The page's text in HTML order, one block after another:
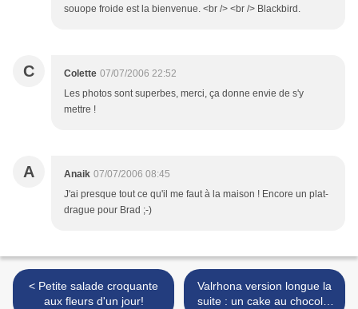
souope froide est la bienvenue. <br /> <br /> Blackbird.
C Colette 07/07/2006 22:52
Les photos sont superbes, merci, ça donne envie de s'y
mettre !
A Anaik 07/07/2006 08:45
J'ai presque tout ce qu'il me faut à la maison ! Encore un plat-
drague pour Brad ;-)
< Petite salade croquante
aux fleurs d'un jour!
Valrhona version longue la
suite : un cake au chocolat